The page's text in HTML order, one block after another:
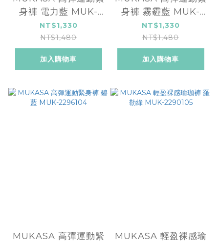
身褲 電力藍 MUK-
2296106
NT$1,330
NT$1,480
加入購物車
身褲 霧霾藍 MUK-
2296105
NT$1,330
NT$1,480
加入購物車
MUKASA 高彈運動緊
MUKASA 輕盈裸感瑜